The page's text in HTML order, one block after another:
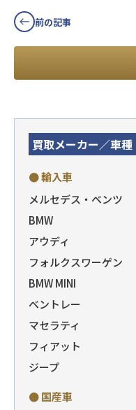
前の記事
買取メーカー／車種
● 輸入車
メルセデス・ベンツ
BMW
アウディ
フォルクスワーゲン
BMW MINI
ベントレー
マセラティ
フィアット
ジープ
● 国産車